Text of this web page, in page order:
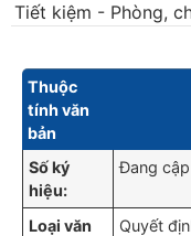
Tiết kiệm - Phòng,
Thuộc
tính văn
bản
Số ký
hiệu:
Đang
Loại văn
Quyết